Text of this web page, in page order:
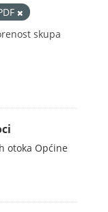
skupa
otoka Općine